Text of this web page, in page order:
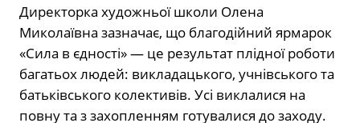
Директорка художньої школи Олена
Миколаївна зазначає, що благодійний ярмарок
«Сила в єдності» — це результат плідної роботи
багатьох людей: викладацького, учнівського та
батьківського колективів. Усі виклалися на
повну та з захопленням готувалися до заходу.